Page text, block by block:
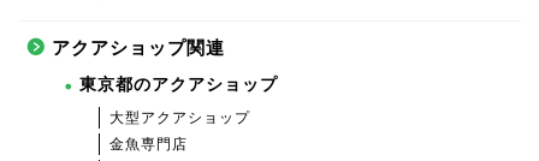
アクアショップ関連
東京都のアクアショップ
大型アクアショップ
金魚専門店